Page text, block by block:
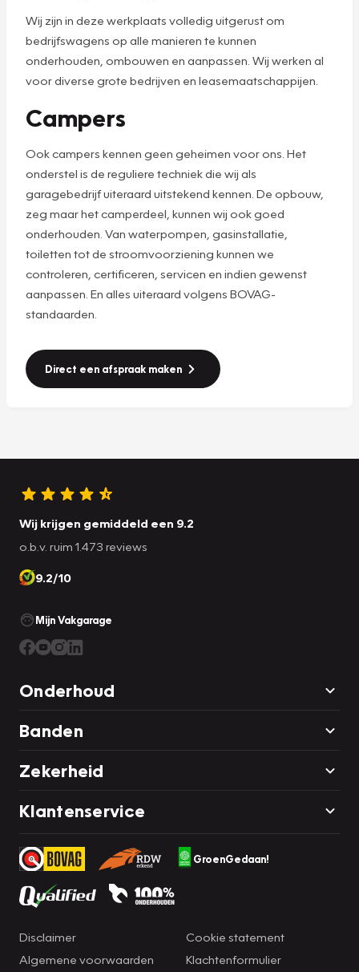
Wij zijn in deze werkplaats volledig uitgerust om
bedrijfswagens op alle manieren te kunnen
onderhouden, ombouwen en aanpassen. Wij werken al
voor diverse grote bedrijven en leasemaatschappijen.
Campers
Ook campers kennen geen geheimen voor ons. Het
onderstel is de reguliere techniek die wij als
garagebedrijf uiteraard uitstekend kennen. De opbouw,
zeg maar het camperdeel, kunnen wij ook goed
onderhouden. Van waterpompen, gasinstallatie,
toiletten tot de stroomvoorziening kunnen we
controleren, certificeren, servicen en indien gewenst
aanpassen. En alles uiteraard volgens BOVAG-
standaarden.
Direct een afspraak maken
Wij krijgen gemiddeld een 9.2
o.b.v. ruim 1.473 reviews
9.2/10
Mijn Vakgarage
Onderhoud
Banden
Zekerheid
Klantenservice
GroenGedaan!
Disclaimer
Algemene voorwaarden
Cookie statement
Klachtenformulier